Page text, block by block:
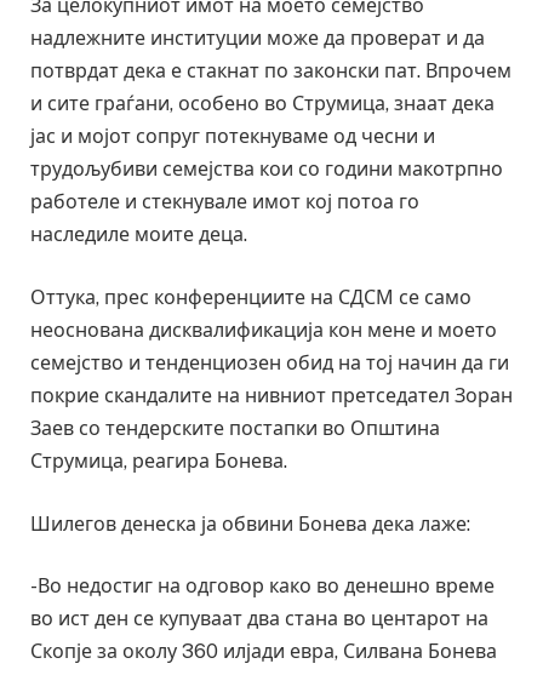
За целокупниот имот на моето семејство
надлежните институции може да проверат и да
потврдат дека е стакнат по законски пат. Впрочем
и сите граѓани, особено во Струмица, знаат дека
јас и мојот сопруг потекнуваме од чесни и
трудољубиви семејства кои со години макотрпно
работеле и стекнувале имот кој потоа го
наследиле моите деца.
Оттука, прес конференциите на СДСМ се само
неоснована дисквалификација кон мене и моето
семејство и тенденциозен обид на тој начин да ги
покрие скандалите на нивниот претседател Зоран
Заев со тендерските постапки во Општина
Струмица, реагира Бонева.
Шилегов денеска ја обвини Бонева дека лаже:
-Во недостиг на одговор како во денешно време
во ист ден се купуваат два стана во центарот на
Скопје за околу 360 илјади евра, Силвана Бонева